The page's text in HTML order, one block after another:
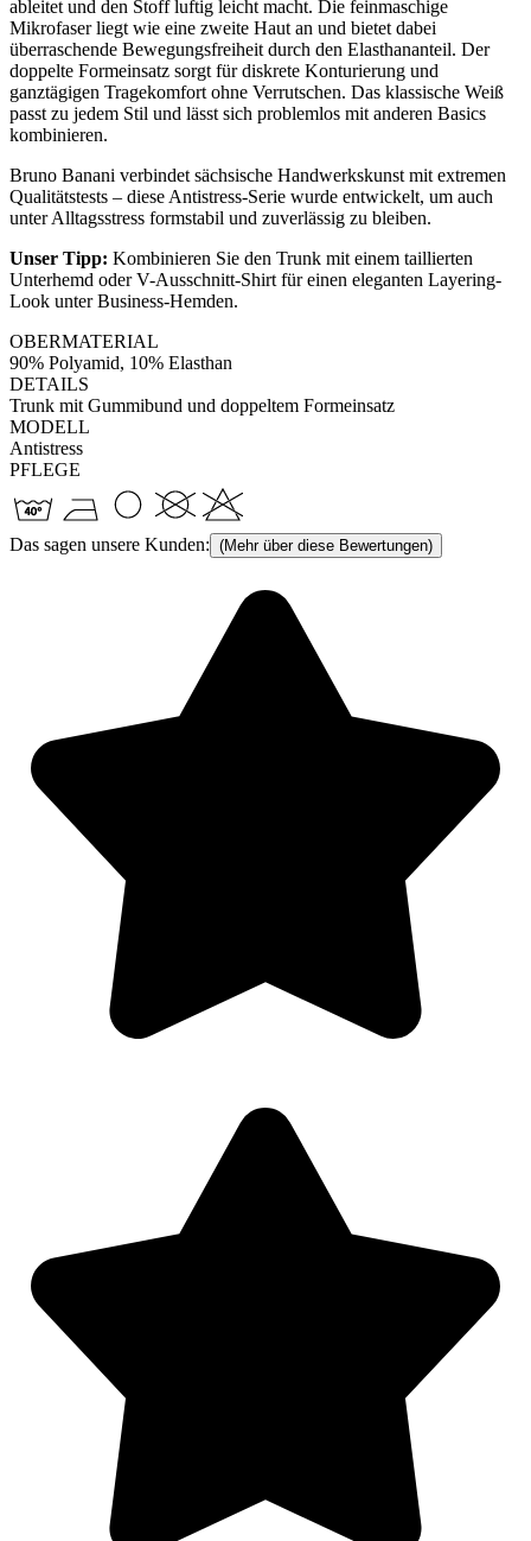
ableitet und den Stoff luftig leicht macht. Die feinmaschige
Mikrofaser liegt wie eine zweite Haut an und bietet dabei
überraschende Bewegungsfreiheit durch den Elasthananteil. Der
doppelte Formeinsatz sorgt für diskrete Konturierung und
ganztägigen Tragekomfort ohne Verrutschen. Das klassische Weiß
passt zu jedem Stil und lässt sich problemlos mit anderen Basics
kombinieren.
Bruno Banani verbindet sächsische Handwerkskunst mit extremen
Qualitätstests – diese Antistress-Serie wurde entwickelt, um auch
unter Alltagsstress formstabil und zuverlässig zu bleiben.
Unser Tipp: Kombinieren Sie den Trunk mit einem taillierten
Unterhemd oder V-Ausschnitt-Shirt für einen eleganten Layering-
Look unter Business-Hemden.
OBERMATERIAL
90% Polyamid, 10% Elasthan
DETAILS
Trunk mit Gummibund und doppeltem Formeinsatz
MODELL
Antistress
PFLEGE
Das sagen unsere Kunden: (Mehr über diese Bewertungen)